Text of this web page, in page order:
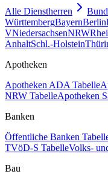
Alle Dienstherren Bund
WürttembergBayernBerlin
VNiedersachsenNRW
AnhaltSchl.-Holstein
Apotheken
Apotheken ADA Tabelle
NRW TabelleApotheken
Banken
Öffentliche Banken
TVöD-S TabelleVolks-
Bau